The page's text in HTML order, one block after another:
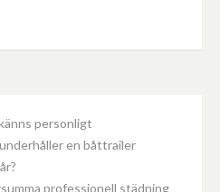
personligt
en båttrailer
professionell städning